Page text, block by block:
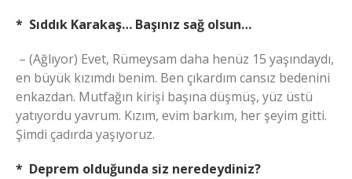
* Sıddık Karakaş… Başınız sağ olsun…
– (Ağlıyor) Evet, Rümeysam daha henüz 15 yaşındaydı,
en büyük kızımdı benim. Ben çıkardım cansız bedenini
enkazdan. Mutfağın kirişi başına düşmüş, yüz üstü
yatıyordu yavrum. Kızım, evim barkım, her şeyim gitti.
Şimdi çadırda yaşıyoruz.
* Deprem olduğunda siz neredeydiniz?